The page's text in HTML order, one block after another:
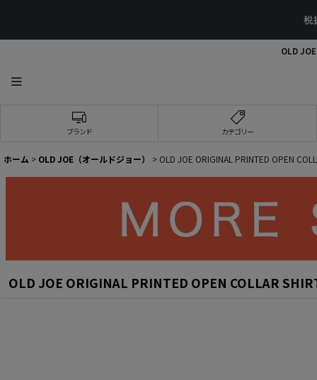
OLD
ブランド カテゴリー
ホーム > OLD JOE（オールドジョー） > OLD JOE ORIGINAL PRINTED OPEN
OLD JOE ORIGINAL PRINTED OPEN COLLAR